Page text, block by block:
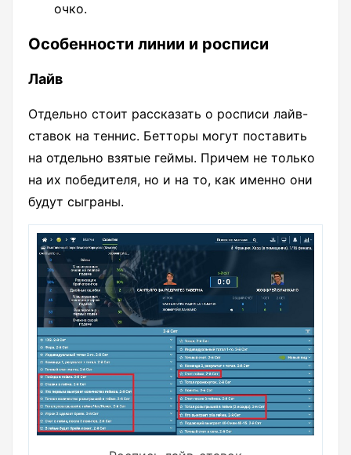
очко.
Особенности линии и росписи
Лайв
Отдельно стоит рассказать о росписи лайв-
ставок на теннис. Бетторы могут поставить
на отдельно взятые геймы. Причем не только
на их победителя, но и на то, как именно они
будут сыграны.